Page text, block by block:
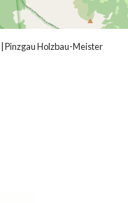
|Pinzgau Holzbau-Meister